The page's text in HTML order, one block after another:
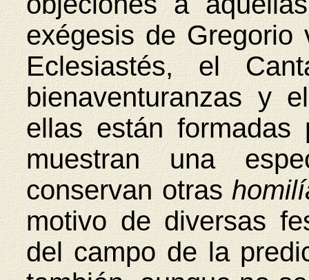
exégesis de
Eclesiastés, el
bienaventuranzas y
ellas están
muestran una
conservan otras
motivo de diversas
del campo de la